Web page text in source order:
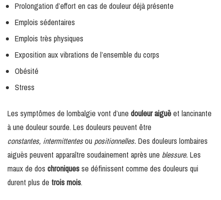
Prolongation d’effort en cas de douleur déjà présente
Emplois sédentaires
Emplois très physiques
Exposition aux vibrations de l’ensemble du corps
Obésité
Stress
Les symptômes de lombalgie vont d’une douleur aiguëet lancinante
à une douleur sourde. Les douleurs peuvent être
constantes, intermittentesou positionnelles. Des douleurs lombaires
aiguës peuvent apparaître soudainement après une blessure. Les
maux de dos chroniquesse définissent comme des douleurs qui
durent plus de trois mois.